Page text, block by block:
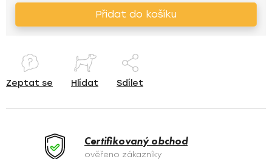
Přidat do košíku
Zeptat se Hlídat Sdílet
Certifikovaný obchod
ověřeno zákazníky